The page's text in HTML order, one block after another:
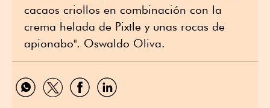
cacaos criollos en combinación con la
crema helada de Pixtle y unas rocas de
apionabo". Oswaldo Oliva.​
CompartirCompartirCompartirCompartir